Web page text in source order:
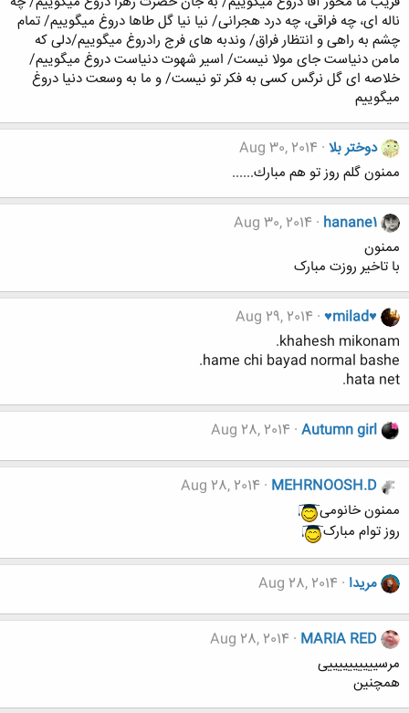
ناله ای، چه فراقی، چه درد هجرانی/ نیا نیا گل طاها دروغ میگوییم/ تمام
چشم به راهی و انتظار فراق/ وندبه های فرج رادروغ میگوییم/دلی که
مامن دنیاست جای مولا نیست/ اسیر شهوت دنیاست دروغ میگوییم/
خلاصه ای گل نرگس کسی به فکر تو نیست/ و ما به وسعت دنیا دروغ
میگوییم
دوختر بلا Aug 30, 2014
ممنون گلم روز تو هم مبارك......
hanane1
Aug 30, 2014
ممنون
با تاخیر روزت مبارک
♥milad♥
Aug 29, 2014
khahesh mikonam.
hame chi bayad normal bashe.
hata net.
Autumn girl
Aug 28, 2014
MEHRNOOSH.D
Aug 28, 2014
ممنون خانومی
روز توام مبارک
مریدا Aug 28, 2014
MARIA RED
Aug 28, 2014
مرسییییییییییی
همچنین